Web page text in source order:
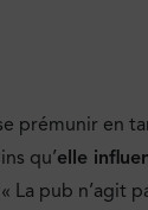
prémunir en
qu’elle
« La pub n’agit